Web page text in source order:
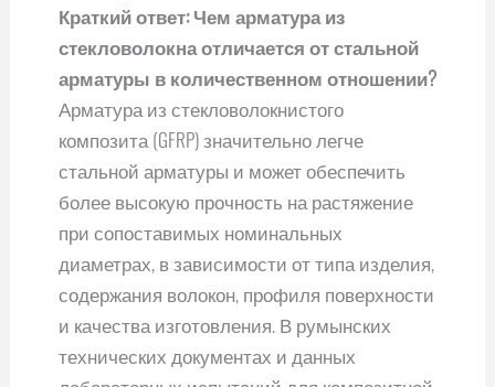
Краткий ответ: Чем арматура из
стекловолокна отличается от стальной
арматуры в количественном отношении?
Арматура из стекловолокнистого
композита (GFRP) значительно легче
стальной арматуры и может обеспечить
более высокую прочность на растяжение
при сопоставимых номинальных
диаметрах, в зависимости от типа изделия,
содержания волокон, профиля поверхности
и качества изготовления. В румынских
технических документах и данных